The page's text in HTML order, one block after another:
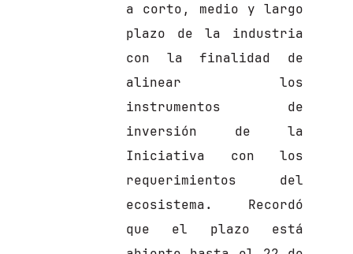
a corto, medio y largo
plazo de la industria
con la finalidad de
alinear los
instrumentos de
inversión de la
Iniciativa con los
requerimientos del
ecosistema. Recordó
que el plazo está